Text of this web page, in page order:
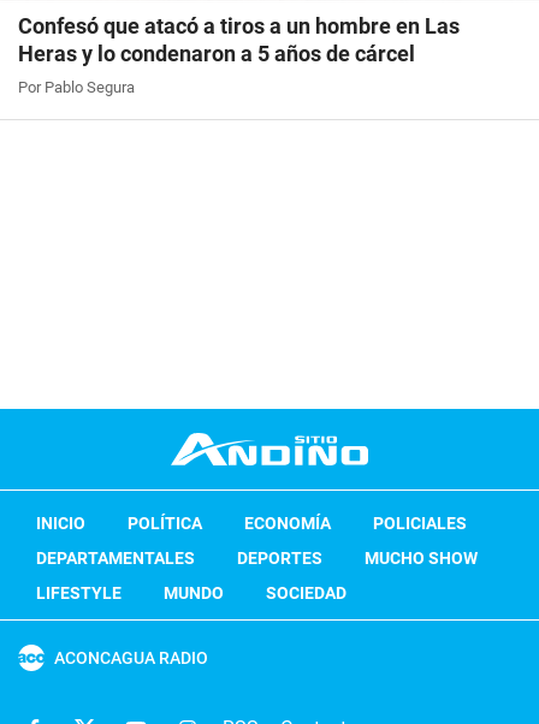
Confesó que atacó a tiros a un hombre en Las
Heras y lo condenaron a 5 años de cárcel
Por Pablo Segura
INICIO POLÍTICA ECONOMÍA
POLICIALES
DEPARTAMENTALES
DEPORTES
MUCHO SHOW
LIFESTYLE
MUNDO SOCIEDAD
ACONCAGUA RADIO